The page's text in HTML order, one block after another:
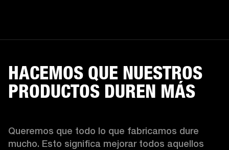
HACEMOS QUE NUESTROS
PRODUCTOS DUREN MÁS
Queremos que todo lo que fabricamos dure
mucho. Esto significa mejorar todos aquellos